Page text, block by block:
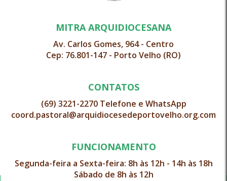
MITRA ARQUIDIOCESANA
Av. Carlos Gomes, 964 - Centro
Cep: 76.801-147 - Porto Velho (RO)
CONTATOS
(69) 3221-2270 Telefone e WhatsApp
coord.pastoral@arquidiocesedeportovelho.org.com
FUNCIONAMENTO
Segunda-feira a Sexta-feira: 8h às 12h - 14h às 18h
Sábado de 8h às 12h